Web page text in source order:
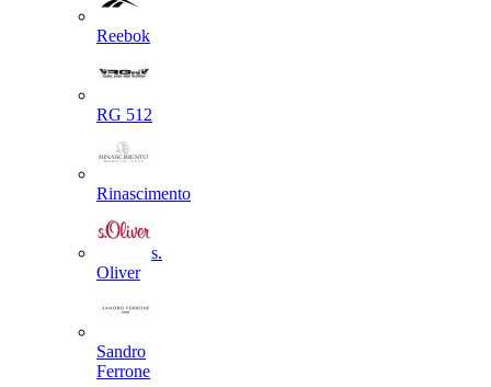
Reebok
RG 512
Rinascimento
s.
Oliver
Sandro
Ferrone